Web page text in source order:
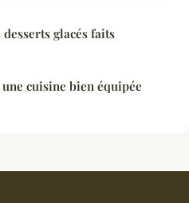
glacés faits
cuisine bien équipée